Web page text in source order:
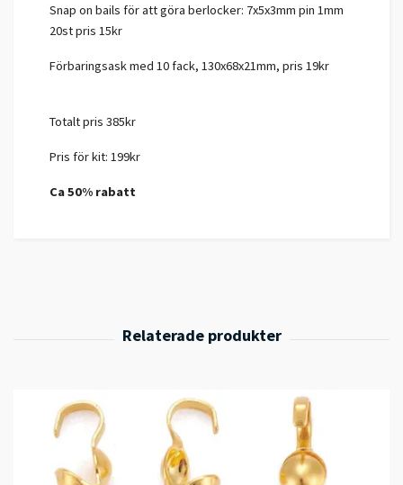
Snap on bails för att göra berlocker: 7x5x3mm pin 1mm
20st pris 15kr
Förbaringsask med 10 fack, 130x68x21mm, pris 19kr
Totalt pris 385kr
Pris för kit: 199kr
Ca 50% rabatt